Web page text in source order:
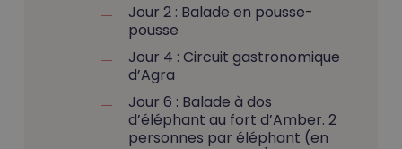
Jour 2 : Balade en pousse-
pousse
Jour 4 : Circuit gastronomique
d’Agra
Jour 6 : Balade à dos
d’éléphant au fort d’Amber. 2
personnes par éléphant (en